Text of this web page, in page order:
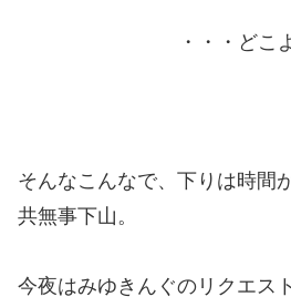
・・・どこ
そんなこんなで、下りは時間
共無事下山。
今夜はみゆきんぐのリクエス